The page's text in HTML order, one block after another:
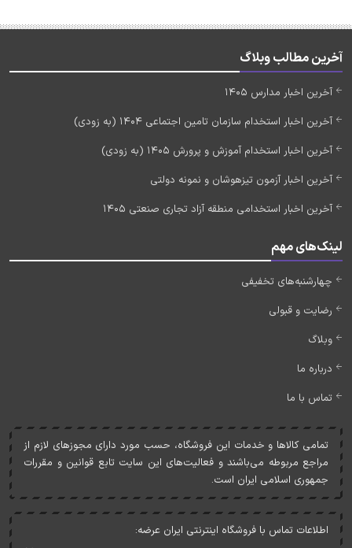
آخرین مطالب وبلاگ
آخرین اخبار مدارس 1405
آخرین اخبار استخدام سازمان تامین اجتماعی 1404 (به زودی)
آخرین اخبار استخدام آموزش و پرورش 1405 (به زودی)
آخرین اخبار آزمون تیزهوشان و نمونه دولتی
آخرین اخبار استخدامی منطقه آزاد تجاری صنعتی 1405
لینک‌های مهم
چهارشنبه‌های تخفیفی
رضایت و قبولی
وبلاگ
درباره ما
تماس با ما
تمامی کالاها و خدمات اين فروشگاه، حسب مورد دارای مجوزهای لازم از
مراجع مربوطه می‌باشند و فعاليت‌های اين سايت تابع قوانين و مقررات
جمهوری اسلامی ايران است.
اطلاعات تماس با فروشگاه اینترنتی ایران عرضه: